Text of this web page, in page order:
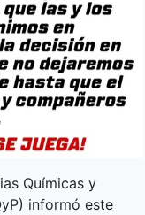
Químicas y
informó este